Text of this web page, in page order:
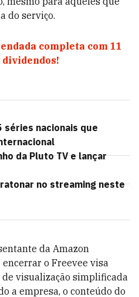
do serviço.
completa com 11
dividendos!
séries nacionais que
da Pluto TV e lançar
no streaming neste
da Amazon
o Freevee visa
visualização simplificada
a empresa, o conteúdo do